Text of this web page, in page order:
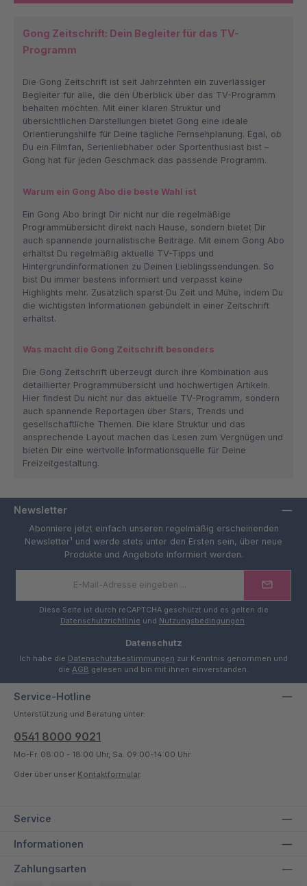
Gong Zeitschrift: Dein Begleiter für das TV-
Programm
Die Gong Zeitschrift ist seit Jahrzehnten ein zuverlässiger
Begleiter für alle, die den Überblick über das TV-Programm
behalten möchten. Mit einer klaren Struktur und
übersichtlichen Darstellungen bietet Gong eine ideale
Orientierungshilfe für Deine tägliche Fernsehplanung. Egal, ob
Du ein Filmfan, Serienliebhaber oder Sportenthusiast bist –
Gong hat für jeden Geschmack das passende Programm.
Warum ein Gong Abo die beste Wahl ist
Ein Gong Abo bringt Dir nicht nur die regelmäßige
Programmübersicht direkt nach Hause, sondern bietet Dir
auch spannende journalistische Beiträge. Mit einem Gong Abo
erhältst Du regelmäßig aktuelle TV-Tipps und
Hintergrundinformationen zu Deinen Lieblingssendungen. So
bist Du immer bestens informiert und verpasst keine
Highlights mehr. Zusätzlich sparst Du Zeit und Mühe, indem Du
die wichtigsten Informationen gebündelt in einer Zeitschrift
erhältst.
Was macht die Gong Zeitschrift besonders
Die Gong Zeitschrift überzeugt durch ihre Kombination aus
detaillierter Programmübersicht und hochwertigen Artikeln.
Hier findest Du nicht nur das aktuelle TV-Programm, sondern
auch spannende Reportagen über Stars, Trends und
gesellschaftliche Themen. Die klare Struktur und das
ansprechende Layout machen das Lesen zum Vergnügen und
bieten Dir eine wertvolle Informationsquelle für Deine
Freizeitgestaltung.
Newsletter
Abonniere jetzt einfach unseren regelmäßig erscheinenden
Newsletter¹ und werde stets unter den Ersten sein, über neue
Produkte und Angebote informiert werden.
Diese Seite ist durch reCAPTCHA geschützt und es gelten die
Datenschutzrichtlinie und Nutzungsbedingungen.
Datenschutz
Ich habe die Datenschutzbestimmungen zur Kenntnis genommen und
die AGB gelesen und bin mit ihnen einverstanden.
Service-Hotline
Unterstützung und Beratung unter:
0541 8000 9021
Mo-Fr. 08:00 - 18:00 Uhr, Sa. 09:00-14:00 Uhr
Oder über unser Kontaktformular.
Service
Informationen
Zahlungsarten